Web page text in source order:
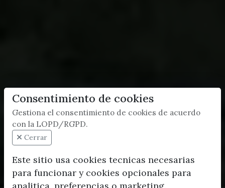
Consentimiento de cookies
Gestiona el consentimiento de cookies de acuerdo
con la LOPD/RGPD.
Cerrar
Este sitio usa cookies tecnicas necesarias
para funcionar y cookies opcionales para